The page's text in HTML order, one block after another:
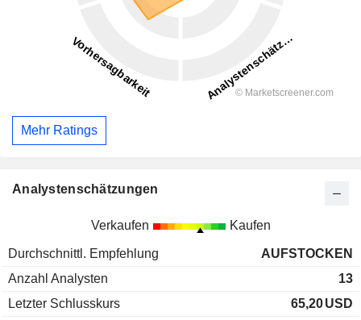
Mehr Ratings
Analystenschätzungen
Verkaufen Kaufen
Durchschnittl. Empfehlung
AUFSTOCKEN
Anzahl Analysten
13
Letzter Schlusskurs
65,20USD